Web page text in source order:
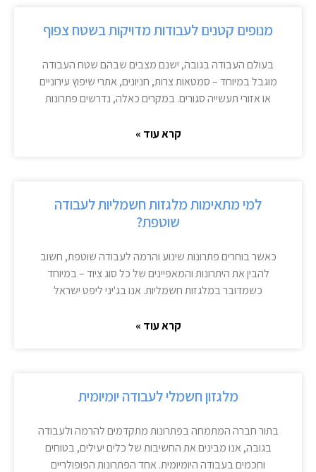
מנופים קטנים לעבודות מדויקות בשטח צפוף
בעולם העבודה בגובה, ישנם מצבים שבהם שטח העבודה
מוגבל במיוחד – סמטאות צרות, חניונים, אתרי שיפוץ עירוניים
או אזורי תעשייה סגורים. במקרים כאלה, נדרשים פתרונות
קרא עוד »
למי מתאימות מלגזות חשמליות לעבודה
שוטפת?
כאשר בוחרים פתרונות שינוע והרמה לעבודה שוטפת, חשוב
להבין את היתרונות והמאפיינים של כל סוג ציוד – במיוחד
כשמדובר במלגזות חשמליות. אנו בג'יני ליפט ישראל
קרא עוד »
מלגזון חשמלי לעבודה יומיומית
בתור חברה המתמחה בפתרונות מתקדמים להרמה ולעבודה
בגובה, אנו מבינים את החשיבות של כלים יעילים, בטוחים
וחכמים בעבודה היומיומית. אחד הפתרונות הפופולריים